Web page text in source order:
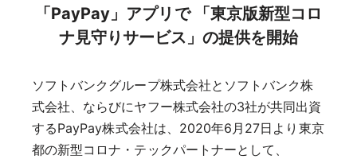
「PayPay」アプリで 「東京版新型コロ
ナ見守りサービス」の提供を開始
ソフトバンクグループ株式会社とソフトバンク株
式会社、ならびにヤフー株式会社の3社が共同出資
するPayPay株式会社は、2020年6月27日より東京
都の新型コロナ・テックパートナーとして、